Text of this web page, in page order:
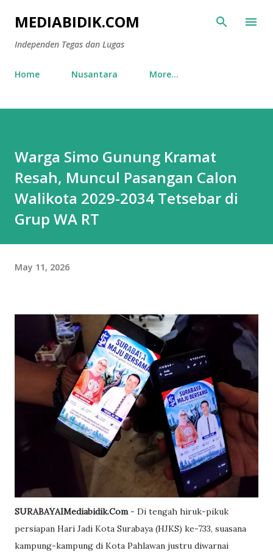
Skip to main content
MEDIABIDIK.COM
Independen Tegas dan Lugas
Home Nusantara More…
Warga Simo Gunung Kramat
Resah, Muncul Pasangan Calon
Walikota 2029-2034 Tetsebar di
Grup WA RT
May 11, 2026
SURABAYAIMediabidik.Com- Di tengah hiruk-pikuk
persiapan Hari Jadi Kota Surabaya (HJKS) ke-733, suasana
kampung-kampung di Kota Pahlawan justru diwarnai